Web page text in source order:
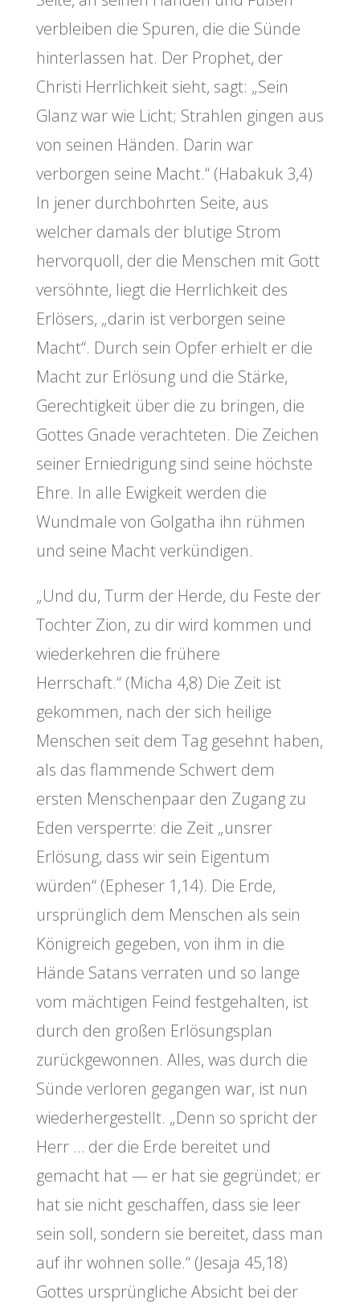
verbleiben die Spuren, die die Sünde
hinterlassen hat. Der Prophet, der
Christi Herrlichkeit sieht, sagt: „Sein
Glanz war wie Licht; Strahlen gingen aus
von seinen Händen. Darin war
verborgen seine Macht.“ (Habakuk 3,4)
In jener durchbohrten Seite, aus
welcher damals der blutige Strom
hervorquoll, der die Menschen mit Gott
versöhnte, liegt die Herrlichkeit des
Erlösers, „darin ist verborgen seine
Macht“. Durch sein Opfer erhielt er die
Macht zur Erlösung und die Stärke,
Gerechtigkeit über die zu bringen, die
Gottes Gnade verachteten. Die Zeichen
seiner Erniedrigung sind seine höchste
Ehre. In alle Ewigkeit werden die
Wundmale von Golgatha ihn rühmen
und seine Macht verkündigen.
„Und du, Turm der Herde, du Feste der
Tochter Zion, zu dir wird kommen und
wiederkehren die frühere
Herrschaft.“ (Micha 4,8) Die Zeit ist
gekommen, nach der sich heilige
Menschen seit dem Tag gesehnt haben,
als das flammende Schwert dem
ersten Menschenpaar den Zugang zu
Eden versperrte: die Zeit „unsrer
Erlösung, dass wir sein Eigentum
würden“ (Epheser 1,14). Die Erde,
ursprünglich dem Menschen als sein
Königreich gegeben, von ihm in die
Hände Satans verraten und so lange
vom mächtigen Feind festgehalten, ist
durch den großen Erlösungsplan
zurückgewonnen. Alles, was durch die
Sünde verloren gegangen war, ist nun
wiederhergestellt. „Denn so spricht der
Herr … der die Erde bereitet und
gemacht hat — er hat sie gegründet; er
hat sie nicht geschaffen, dass sie leer
sein soll, sondern sie bereitet, dass man
auf ihr wohnen solle.“ (Jesaja 45,18)
Gottes ursprüngliche Absicht bei der